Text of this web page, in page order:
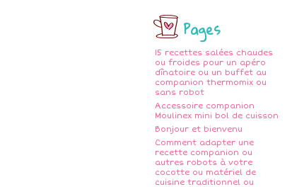
Pages
15 recettes salées chaudes
ou froides pour un apéro
dînatoire ou un buffet au
companion thermomix ou
sans robot
Accessoire companion
Moulinex mini bol de cuisson
Bonjour et bienvenu
Comment adapter une
recette companion ou
autres robots à votre
cocotte ou matériel de
cuisine traditionnel ou